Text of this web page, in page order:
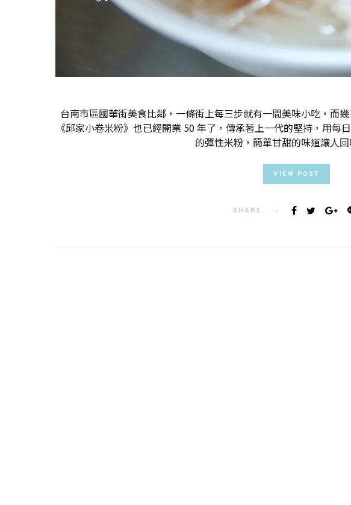
台南市區國華街美食比鄰，一條街上每三步就有一間美味小吃，而
《邱家小卷米粉》也已經開業 50 年了，傳承著上一代的堅持，用每
的彈性米粉，簡單甘甜的味道讓人回
VIEW POST
SHARE